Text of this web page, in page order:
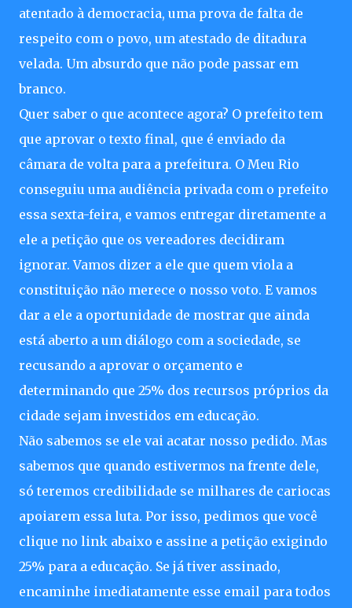
atentado à democracia, uma prova de falta de
respeito com o povo, um atestado de ditadura
velada. Um absurdo que não pode passar em
branco.
Quer saber o que acontece agora? O prefeito tem
que aprovar o texto final, que é enviado da
câmara de volta para a prefeitura. O Meu Rio
conseguiu uma audiência privada com o prefeito
essa sexta-feira, e vamos entregar diretamente a
ele a petição que os vereadores decidiram
ignorar. Vamos dizer a ele que quem viola a
constituição não merece o nosso voto. E vamos
dar a ele a oportunidade de mostrar que ainda
está aberto a um diálogo com a sociedade, se
recusando a aprovar o orçamento e
determinando que 25% dos recursos próprios da
cidade sejam investidos em educação.
Não sabemos se ele vai acatar nosso pedido. Mas
sabemos que quando estivermos na frente dele,
só teremos credibilidade se milhares de cariocas
apoiarem essa luta. Por isso, pedimos que você
clique no link abaixo e assine a petição exigindo
25% para a educação. Se já tiver assinado,
encaminhe imediatamente esse email para todos